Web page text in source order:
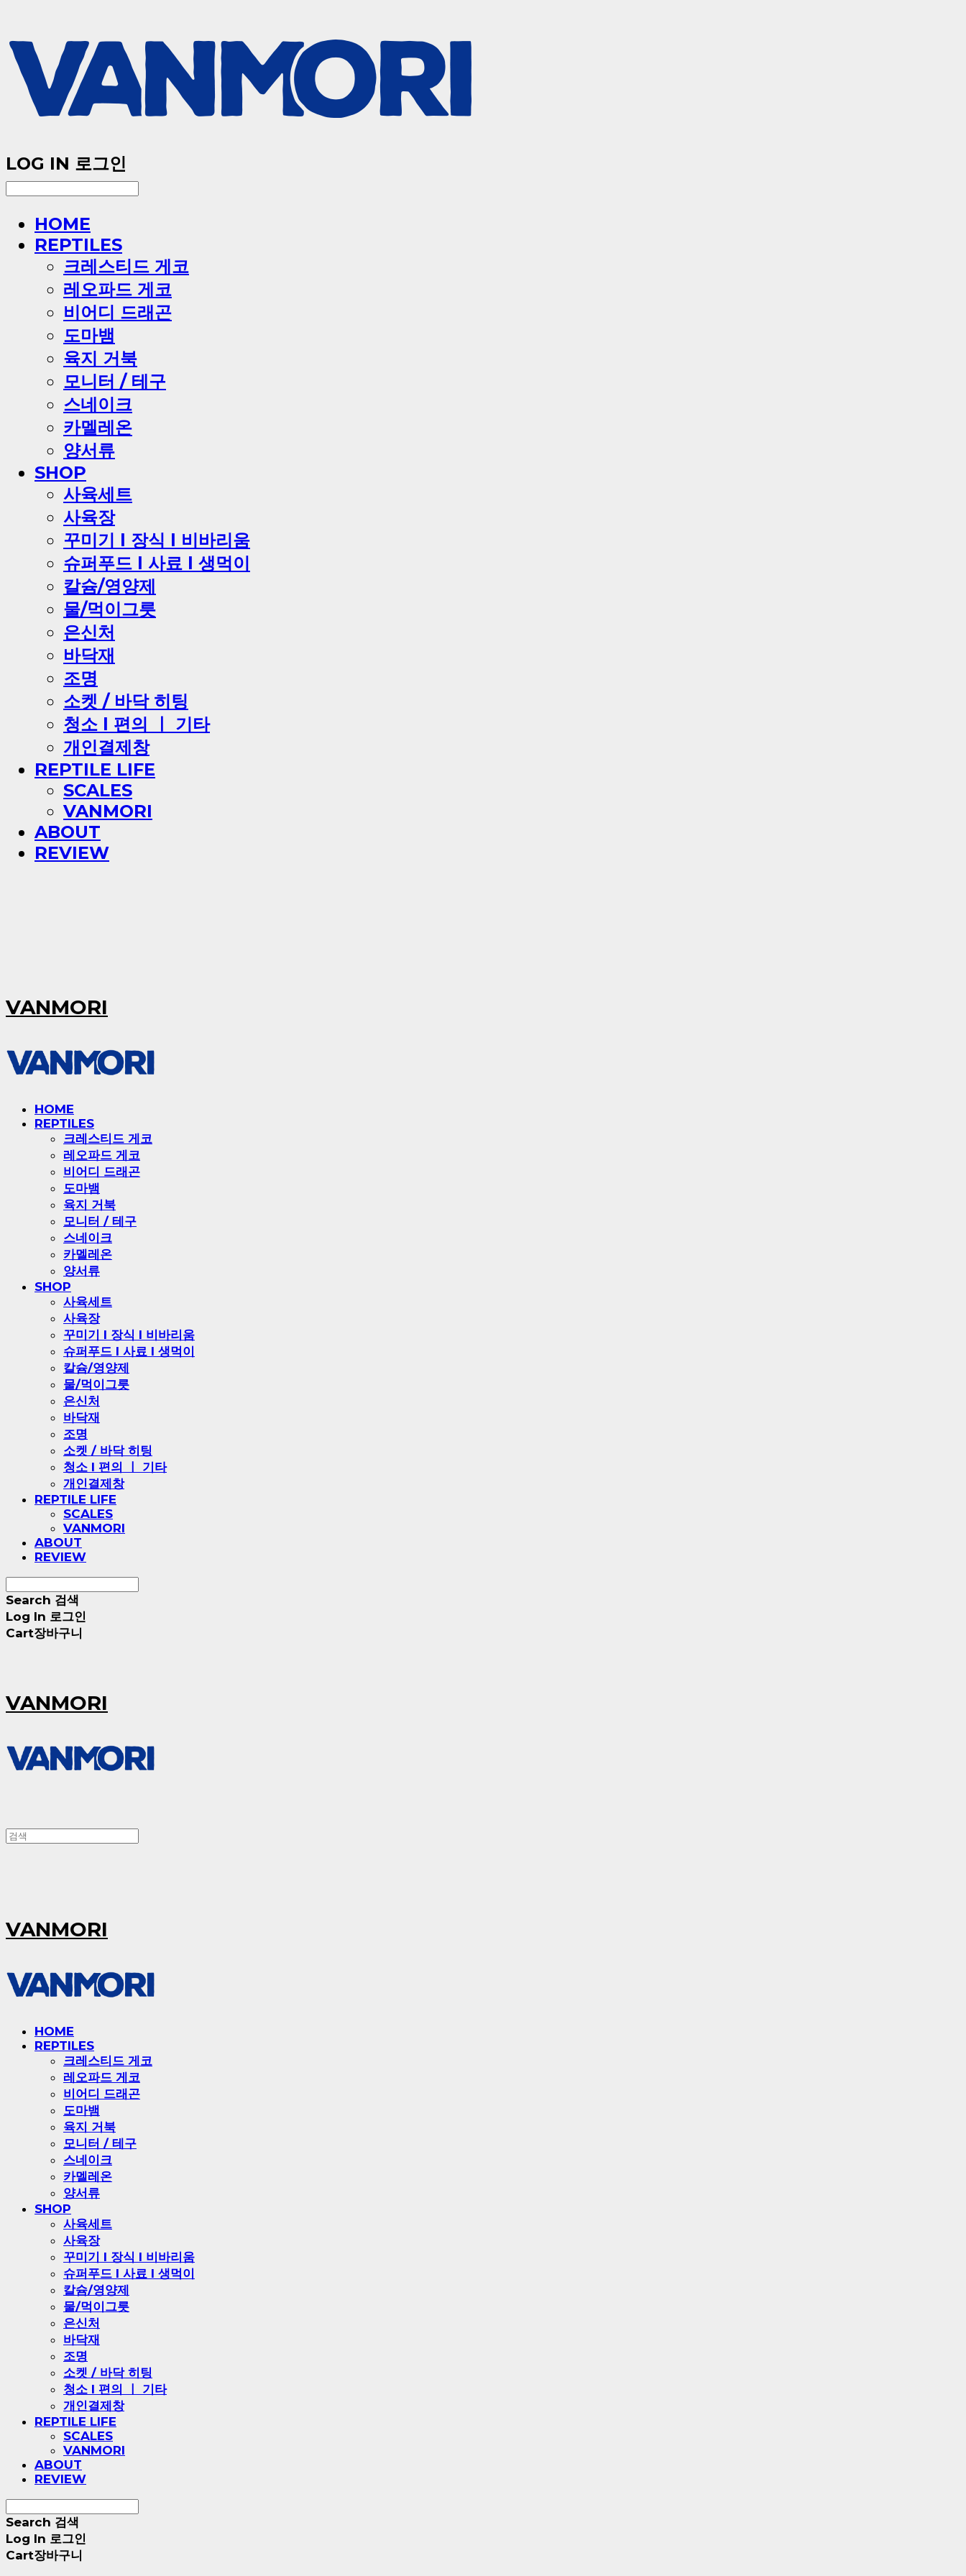
LOG IN 로그인
HOME
REPTILES
크레스티드 게코
레오파드 게코
비어디 드래곤
도마뱀
육지 거북
모니터 / 테구
스네이크
카멜레온
양서류
SHOP
사육세트
사육장
꾸미기 l 장식 l 비바리움
슈퍼푸드 l 사료 l 생먹이
칼슘/영양제
물/먹이그릇
은신처
바닥재
조명
소켓 / 바닥 히팅
청소 l 편의 ㅣ 기타
개인결제창
REPTILE LIFE
SCALES
VANMORI
ABOUT
REVIEW
VANMORI
HOME
REPTILES
크레스티드 게코
레오파드 게코
비어디 드래곤
도마뱀
육지 거북
모니터 / 테구
스네이크
카멜레온
양서류
SHOP
사육세트
사육장
꾸미기 l 장식 l 비바리움
슈퍼푸드 l 사료 l 생먹이
칼슘/영양제
물/먹이그릇
은신처
바닥재
조명
소켓 / 바닥 히팅
청소 l 편의 ㅣ 기타
개인결제창
REPTILE LIFE
SCALES
VANMORI
ABOUT
REVIEW
Search 검색
Log In 로그인
Cart장바구니
VANMORI
VANMORI
HOME
REPTILES
크레스티드 게코
레오파드 게코
비어디 드래곤
도마뱀
육지 거북
모니터 / 테구
스네이크
카멜레온
양서류
SHOP
사육세트
사육장
꾸미기 l 장식 l 비바리움
슈퍼푸드 l 사료 l 생먹이
칼슘/영양제
물/먹이그릇
은신처
바닥재
조명
소켓 / 바닥 히팅
청소 l 편의 ㅣ 기타
개인결제창
REPTILE LIFE
SCALES
VANMORI
ABOUT
REVIEW
Search 검색
Log In 로그인
Cart장바구니